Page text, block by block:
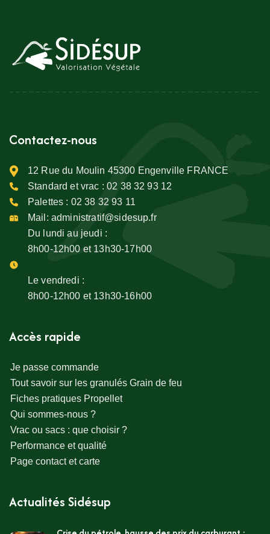
Contactez-nous
12 Rue du Moulin 45300 Engenville FRANCE
Standard et vrac :02 38 32 93 12
Palettes : 02 38 32 93 11
Mail: administratif@sidesup.fr
Du lundi au jeudi :
8h00-12h00 et 13h30-17h00
Le vendredi :
8h00-12h00 et 13h30-16h00
Accès rapide
Je passe commande
Tout savoir sur les granulés Grain de feu
Fiches pratiques Propellet
Qui sommes-nous ?
Vrac ou sacs : que choisir ?
Performance et qualité
Page contact et carte
Actualités Sidésup